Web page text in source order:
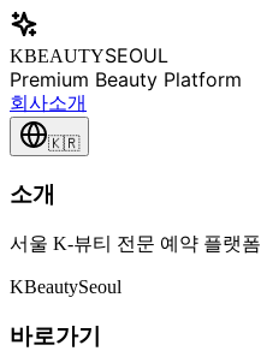
KBEAUTYSEOUL
Premium Beauty Platform
회사소개
🇰🇷
소개
서울 K-뷰티 전문 예약 플랫폼
KBeautySeoul
바로가기